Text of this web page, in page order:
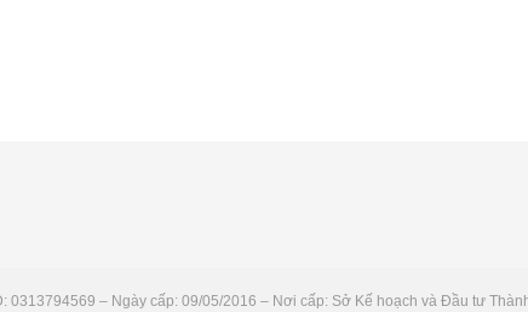
0313794569 – Ngày cấp: 09/05/2016 – Nơi cấp: Sở Kế hoạch và Đầu tư